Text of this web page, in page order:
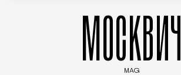
МОСКВИЧ
MAG